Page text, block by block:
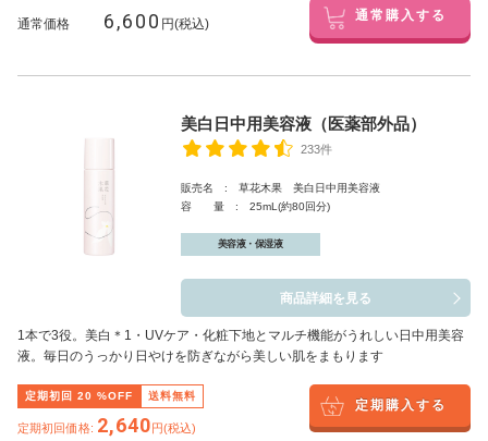
通常価格 6,600 円(税込) 通常購入する
美白日中用美容液（医薬部外品）
233件
販売名 : 草花木果 美白日中用美容液
容 量 : 25mL(約80回分)
美容液・保湿液
商品詳細を見る
1本で3役。美白 ＊1 ・UVケア・化粧下地とマルチ機能がうれしい日中用美容
液。毎日のうっかり日やけを防ぎながら美しい肌をまもります
定期初回 20 %OFF 送料無料
定期初回価格: 2,640円(税込)
定期購入する